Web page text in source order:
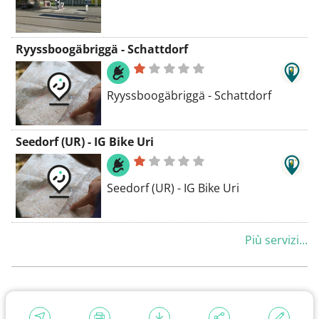
Ryyssboogäbriggä - Schattdorf
Ryyssboogäbriggä - Schattdorf
Seedorf (UR) - IG Bike Uri
Seedorf (UR) - IG Bike Uri
Più servizi...